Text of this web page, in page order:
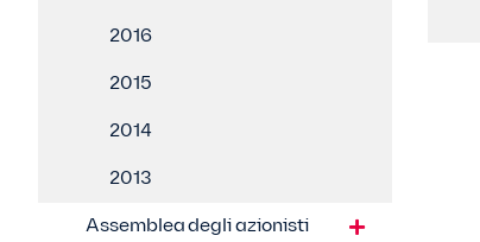
2016
2015
2014
2013
Assemblea degli azionisti